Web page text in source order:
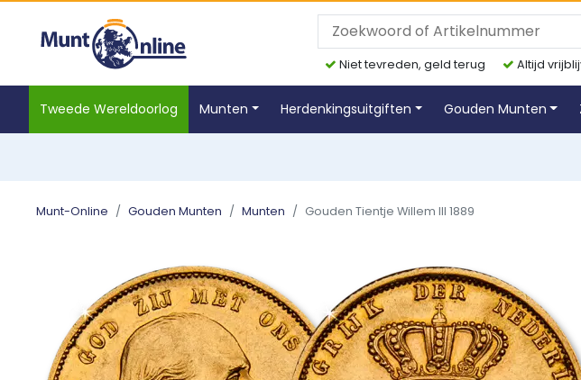
Niet tevreden, geld terug Altijd
Tweede Wereldoorlog Munten Herdenkingsuitgiften Gouden Munten
Munt-Online Gouden Munten Munten Gouden Tientje Willem III 1889